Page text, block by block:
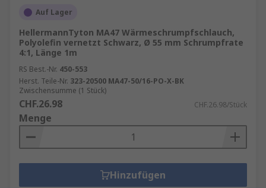
Auf Lager
HellermannTyton MA47 Wärmeschrumpfschlauch,
Polyolefin vernetzt Schwarz, Ø 55 mm Schrumpfrate
4:1, Länge 1m
RS Best.-Nr. 450-553
Herst. Teile-Nr. 323-20500 MA47-50/16-PO-X-BK
Zwischensumme (1 Stück)
CHF.26.98 CHF.26.98/Stück
Menge
Hinzufügen